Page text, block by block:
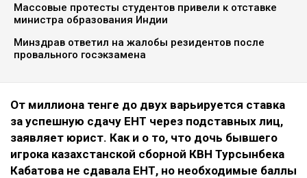
Массовые протесты студентов привели к отставке
министра образования Индии
Минздрав ответил на жалобы резидентов после
провального госэкзамена
От миллиона тенге до двух варьируется ставка
за успешную сдачу ЕНТ через подставных лиц,
заявляет юрист. Как и о то, что дочь бывшего
игрока казахстанской сборной КВН Турсынбека
Кабатова не сдавала ЕНТ, но необходимые баллы